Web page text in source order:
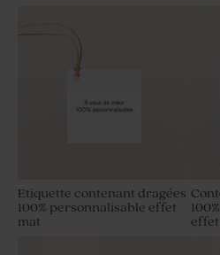
Etiquette contenant dragées
100% personnalisable effet
mat